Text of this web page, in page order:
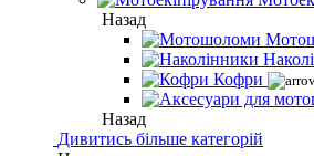
Назад
Кофри
Назад
Дивитись більше категорій